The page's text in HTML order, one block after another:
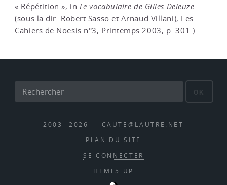
« Répétition », in Le vocabulaire de Gilles Deleuze
(sous la dir. Robert Sasso et Arnaud Villani), Les
Cahiers de Noesis n°3, Printemps 2003, p. 301.)
OK
2003- 2026 — CAUTE@LAUTRE.NET
PLAN DU SITE
SE CONNECTER
HTML5 UP